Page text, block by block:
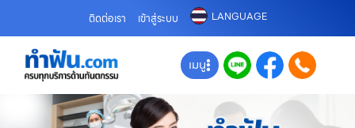
ติดต่อเรา เข้าสู่ระบบ LANGUAGE
เมนู